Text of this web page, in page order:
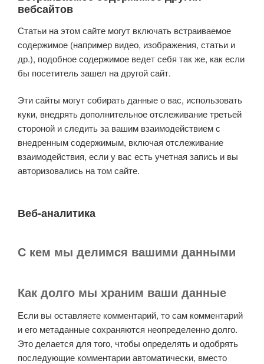
вебсайтов
Статьи на этом сайте могут включать встраиваемое
содержимое (например видео, изображения, статьи и
др.), подобное содержимое ведет себя так же, как если
бы посетитель зашел на другой сайт.
Эти сайты могут собирать данные о вас, использовать
куки, внедрять дополнительное отслеживание третьей
стороной и следить за вашим взаимодействием с
внедренным содержимым, включая отслеживание
взаимодействия, если у вас есть учетная запись и вы
авторизовались на том сайте.
Веб-аналитика
С кем мы делимся вашими данными
Как долго мы храним ваши данные
Если вы оставляете комментарий, то сам комментарий
и его метаданные сохраняются неопределенно долго.
Это делается для того, чтобы определять и одобрять
последующие комментарии автоматически, вместо